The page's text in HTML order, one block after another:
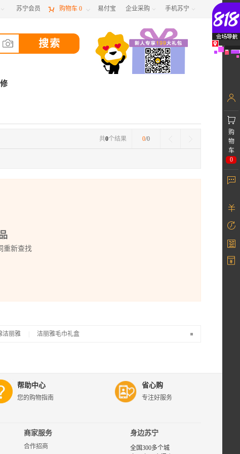
 苏宁会员  购物车 0  易付宝 企业采购  手机苏宁 
0/0
共0个结果
重新查找
洁丽雅 洁丽雅毛巾礼盒
区，为您提
帮助中心
您的购物指南
省心购
专注好服务
商家服务
合作招商
身边苏宁
全国300多个城
购
物
车
0